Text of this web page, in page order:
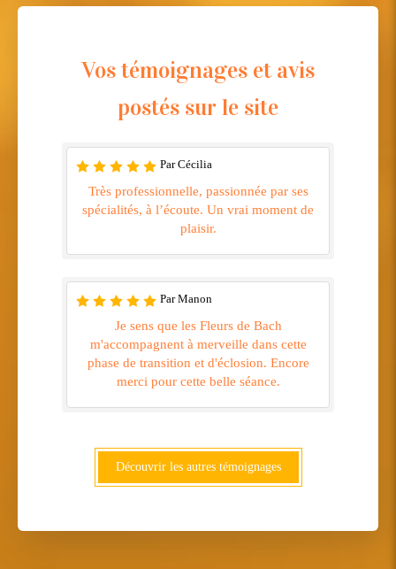
Vos témoignages et avis
postés sur le site
Par Cécilia
Très professionnelle, passionnée par ses
spécialités, à l’écoute. Un vrai moment de
plaisir.
Par Manon
Je sens que les Fleurs de Bach
m'accompagnent à merveille dans cette
phase de transition et d'éclosion. Encore
merci pour cette belle séance.
Découvrir les autres témoignages